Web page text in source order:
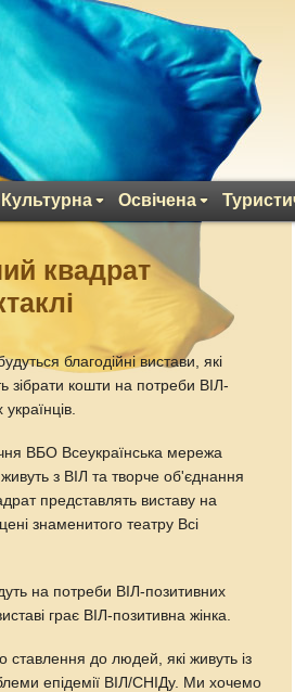
Культурна Освічена
квадрат
благодійні вистави, які
зібрати кошти на потреби ВІЛ-
ВБО Всеукраїнська мережа
з ВІЛ та творче об'єднання
представлять виставу на
знаменитого театру Всі
на потреби ВІЛ-позитивних
грає ВІЛ-позитивна жінка.
до людей, які живуть із
епідемії ВІЛ/СНІДу. Ми хочемо